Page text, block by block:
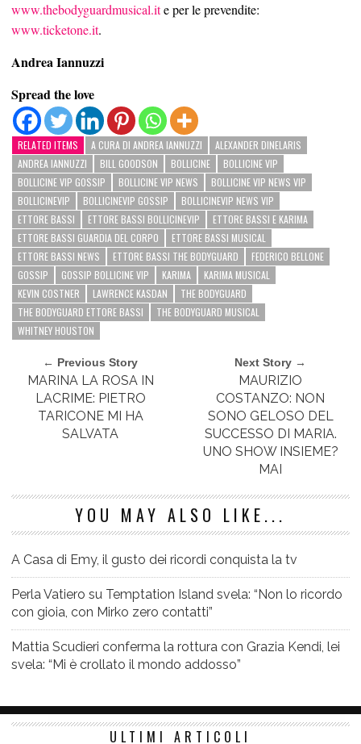
www.thebodyguardmusical.ite per le prevendite:
www.ticketone.it.
Andrea Iannuzzi
Spread the love
RELATED ITEMS A CURA DI ANDREA IANNUZZI
ALEXANDER DINELARIS
ANDREA IANNUZZI
BILL GOODSON BOLLICINE
BOLLICINE VIP
BOLLICINE VIP GOSSIP
BOLLICINE VIP NEWS
BOLLICINE VIP NEWS VIP
BOLLICINEVIP
BOLLICINEVIP GOSSIP
BOLLICINEVIP NEWS VIP
ETTORE BASSI
ETTORE BASSI BOLLICINEVIP
ETTORE BASSI E KARIMA
ETTORE BASSI GUARDIA DEL CORPO
ETTORE BASSI MUSICAL
ETTORE BASSI NEWS
ETTORE BASSI THE BODYGUARD
FEDERICO BELLONE
GOSSIP
GOSSIP BOLLICINE VIP KARIMA
KARIMA MUSICAL
KEVIN COSTNER
LAWRENCE KASDAN
THE BODYGUARD
THE BODYGUARD ETTORE BASSI
THE BODYGUARD MUSICAL
WHITNEY HOUSTON
← Previous Story
MARINA LA ROSA IN
LACRIME: PIETRO
TARICONE MI HA
SALVATA
Next Story →
MAURIZIO
COSTANZO: NON
SONO GELOSO DEL
SUCCESSO DI MARIA.
UNO SHOW INSIEME?
MAI
YOU MAY ALSO LIKE...
A Casa di Emy, il gusto dei ricordi conquista la tv
Perla Vatiero su Temptation Island svela: “Non lo ricordo
con gioia, con Mirko zero contatti”
Mattia Scudieri conferma la rottura con Grazia Kendi, lei
svela: “Mi è crollato il mondo addosso”
ULTIMI ARTICOLI